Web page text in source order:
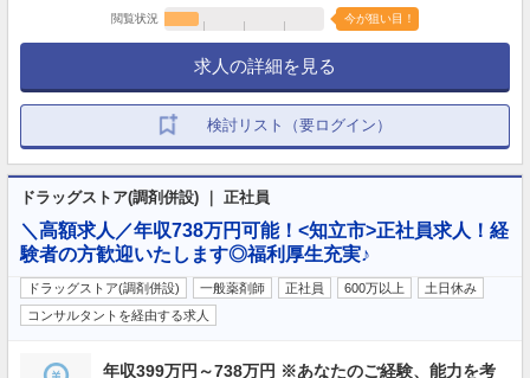
閲覧状況 今が狙い目！
求人の詳細を見る
検討リスト（要ログイン）
ドラッグストア(調剤併設) ｜ 正社員
＼高額求人／年収738万円可能！<知立市>正社員求人！経
験者の方歓迎いたします◎福利厚生充実♪
ドラッグストア(調剤併設) 一般薬剤師 正社員 600万以上
土日休み
コンサルタントを経由する求人
年収399万円～738万円 ※あなたのご経験、能力を考